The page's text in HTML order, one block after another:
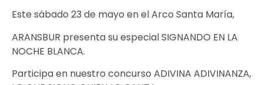
Este sábado 23 de mayo en el Arco Santa María,
ARANSBUR presenta su especial SIGNANDO EN LA
NOCHE BLANCA.
Participa en nuestro concurso ADIVINA ADIVINANZA,